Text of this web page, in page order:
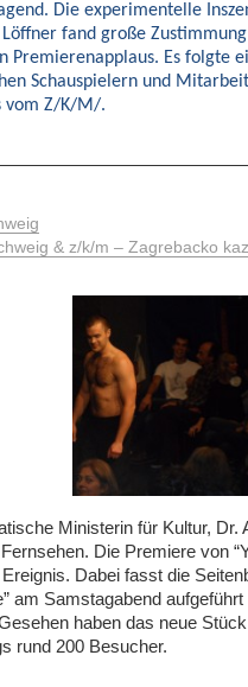
Die experimentelle
Löffner fand große
Premierenapplaus. Es folgte
Schauspielern und
vom Z/K/M/.
& z/k/m – Zagrebacko
Ministerin für Kultur, Dr.
Die Premiere von
Dabei fasst die
am Samstagabend aufgeführt
haben das neue
rund 200 Besucher.